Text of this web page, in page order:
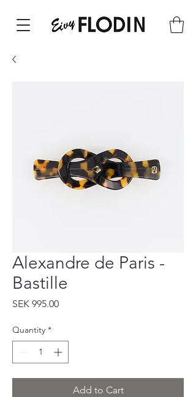
Alexandre de Paris -
Bastille
SEK 995.00Price
Quantity *
Add to Cart